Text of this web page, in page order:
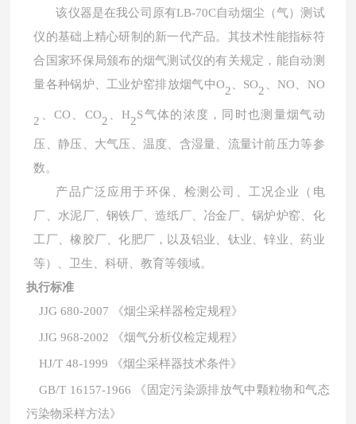
该仪器是在我公司原有LB-70C自动烟尘（气）测试
仪的基础上精心研制的新一代产品。其技术性能指标符
合国家环保局颁布的烟气测试仪的有关规定，能自动测
量各种锅炉、工业炉窑排放烟气中O2 SO2 NO NO
2 、CO CO2 、H2S气体的浓度，同时也测量烟气动
压、静压、大气压、温度、含湿量、流量计前压力等参
数。
产品广泛应用于环保、检测公司、工况企业（电
厂、水泥厂、钢铁厂、造纸厂、冶金厂、锅炉炉窑、化
工厂、橡胶厂、化肥厂，以及铝业、钛业、锌业、药业
等）、卫生、科研、教育等领域。
执行标准
JJG 680-2007
《烟尘采样器检定规程》
JJG 968-2002 《烟气分析仪检定规程》
HJ/T 48-1999 《烟尘采样器技术条件》
GB/T 16157-1966
《固定污染源排放气中颗粒物和气态
污染物采样方法》